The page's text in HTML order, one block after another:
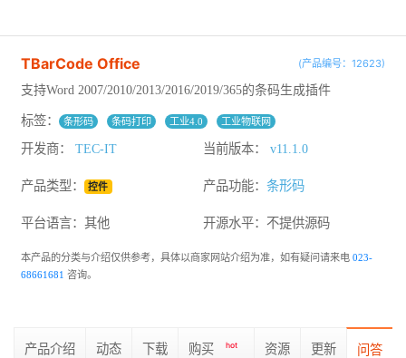
TBarCode Office (产品编号：12623)
支持Word 2007/2010/2013/2016/2019/365的条码生成插件
标签： 条形码 条码打印 工业4.0 工业物联网
开发商： TEC-IT 当前版本： v11.1.0
产品类型： 控件 产品功能： 条形码
平台语言：其他 开源水平： 不提供源码
本产品的分类与介绍仅供参考，具体以商家网站介绍为准，如有疑问请来电 023-
68661681 咨询。
产品介绍 动态 下载 购买 hot 资源 更新 问答